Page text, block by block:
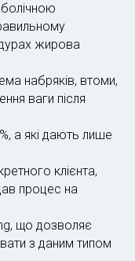
жирова
набряків, втоми,
ваги після
а які дають лише
клієнта,
процес на
що дозволяє
з даним типом